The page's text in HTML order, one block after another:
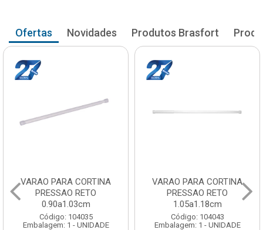
Ofertas Novidades Produtos Brasfort
VARAO PARA CORTINA
PRESSAO RETO
0.90a1.03cm
Código: 104035
Embalagem: 1 - UNIDADE
VARAO PARA CORTINA
PRESSAO RETO
1.05a1.18cm
Código: 104043
Embalagem: 1 - UNIDADE